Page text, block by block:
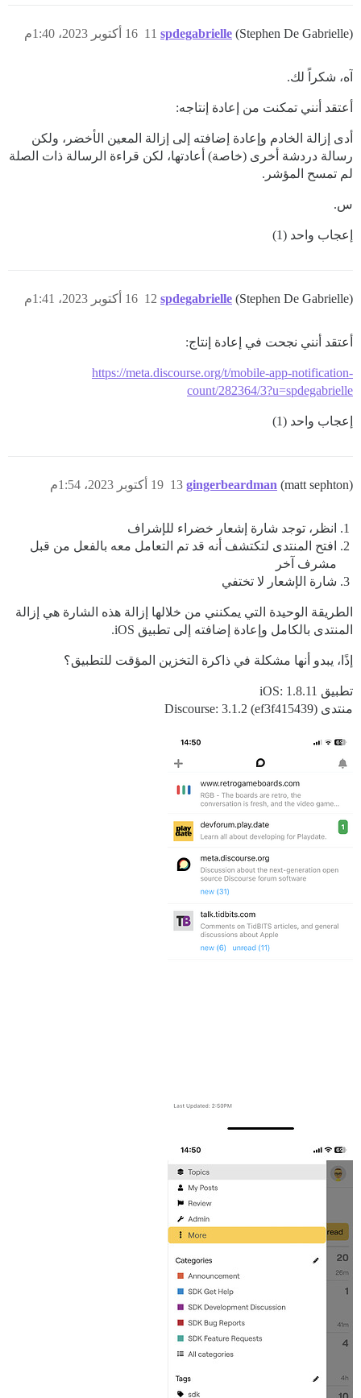
spdegabrielle (Stephen De Gabrielle) 16 أكتوبر 2023، 1:40م 11
آه، شكراً لك.
أعتقد أنني تمكنت من إعادة إنتاجه:
أدى إزالة الخادم وإعادة إضافته إلى إزالة المعين الأخضر، ولكن
رسالة دردشة أخرى (خاصة) أعادتها، لكن قراءة الرسالة ذات الصلة
لم تمسح المؤشر.
س.
إعجاب واحد (1)
spdegabrielle (Stephen De Gabrielle) 16 أكتوبر 2023، 1:41م 12
أعتقد أنني نجحت في إعادة إنتاج:
https://meta.discourse.org/t/mobile-app-notification-
count/282364/3?u=spdegabrielle
إعجاب واحد (1)
gingerbeardman (matt sephton) 19 أكتوبر 2023، 1:54م 13
انظر، توجد شارة إشعار خضراء للإشراف
افتح المنتدى لتكتشف أنه قد تم التعامل معه بالفعل من قبل
مشرف آخر
شارة الإشعار لا تختفي
الطريقة الوحيدة التي يمكنني من خلالها إزالة هذه الشارة هي إزالة
المنتدى بالكامل وإعادة إضافته إلى تطبيق iOS.
إذًا، يبدو أنها مشكلة في ذاكرة التخزين المؤقت للتطبيق؟
تطبيق iOS: 1.8.11
منتدى Discourse: 3.1.2 (ef3f415439)